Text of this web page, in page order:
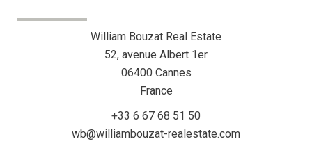
William Bouzat Real Estate
52, avenue Albert 1er
06400Cannes
France
+33 6 67 68 51 50
wb@williambouzat-realestate.com